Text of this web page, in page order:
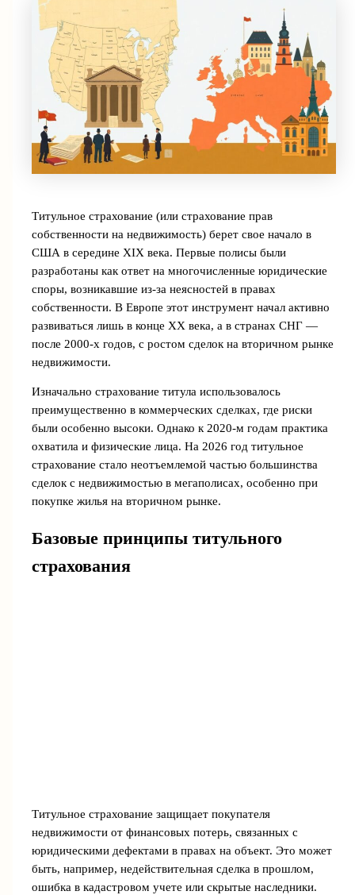
Титульное страхование (или страхование прав
собственности на недвижимость) берет свое начало в
США в середине XIX века. Первые полисы были
разработаны как ответ на многочисленные юридические
споры, возникавшие из-за неясностей в правах
собственности. В Европе этот инструмент начал активно
развиваться лишь в конце XX века, а в странах СНГ —
после 2000-х годов, с ростом сделок на вторичном рынке
недвижимости.
Изначально страхование титула использовалось
преимущественно в коммерческих сделках, где риски
были особенно высоки. Однако к 2020-м годам практика
охватила и физические лица. На 2026 год титульное
страхование стало неотъемлемой частью большинства
сделок с недвижимостью в мегаполисах, особенно при
покупке жилья на вторичном рынке.
Базовые принципы титульного
страхования
Титульное страхование защищает покупателя
недвижимости от финансовых потерь, связанных с
юридическими дефектами в правах на объект. Это может
быть, например, недействительная сделка в прошлом,
ошибка в кадастровом учете или скрытые наследники.